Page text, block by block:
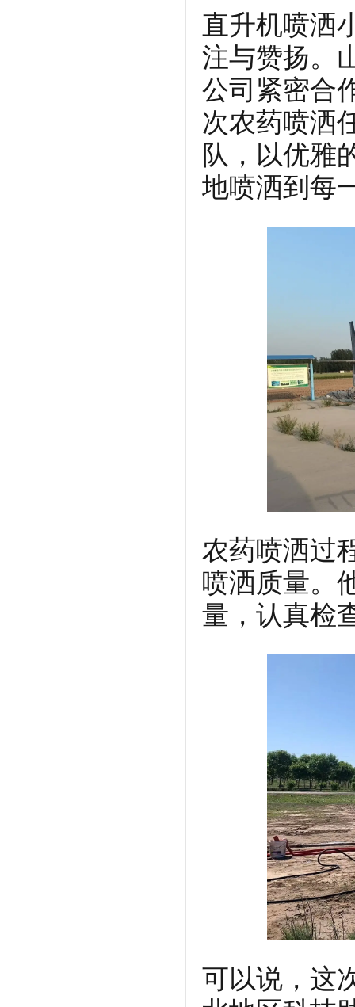
直升机喷洒
注与赞扬。
公司紧密合
次农药喷洒
队，以优雅
地喷洒到每
农药喷洒过
喷洒质量。
量，认真检
可以说，这